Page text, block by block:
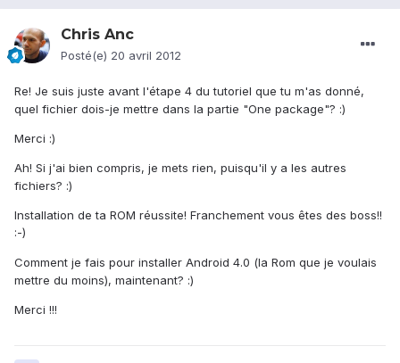
Chris Anc
Posté(e) 20 avril 2012
Re! Je suis juste avant l'étape 4 du tutoriel que tu m'as donné,
quel fichier dois-je mettre dans la partie "One package"? :)
Merci :)
Ah! Si j'ai bien compris, je mets rien, puisqu'il y a les autres
fichiers? :)
Installation de ta ROM réussite! Franchement vous êtes des boss!!
:-)
Comment je fais pour installer Android 4.0 (la Rom que je voulais
mettre du moins), maintenant? :)
Merci !!!